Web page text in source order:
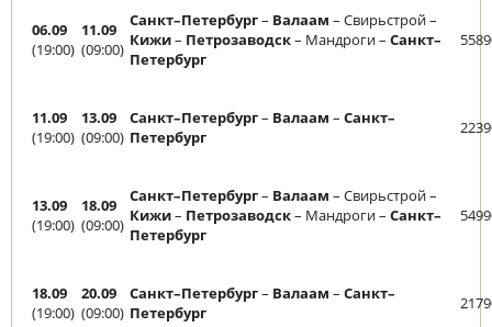
06.09
(19:00)
11.09
(09:00)
Санкт–Петербург– Валаам – Свирьстрой –
Кижи– Петрозаводск– Мандроги – Санкт–
Петербург
11.09
(19:00)
13.09
(09:00)
Санкт–Петербург– Валаам – Санкт–
Петербург
13.09
(19:00)
18.09
(09:00)
Санкт–Петербург– Валаам – Свирьстрой –
Кижи– Петрозаводск– Мандроги – Санкт–
Петербург
18.09
(19:00)
20.09
(09:00)
Санкт–Петербург– Валаам – Санкт–
Петербург